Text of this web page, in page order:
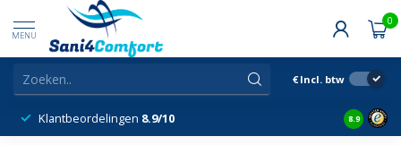
MENU
0
€ Incl. btw
Klantbeordelingen 8.9/10 8.9